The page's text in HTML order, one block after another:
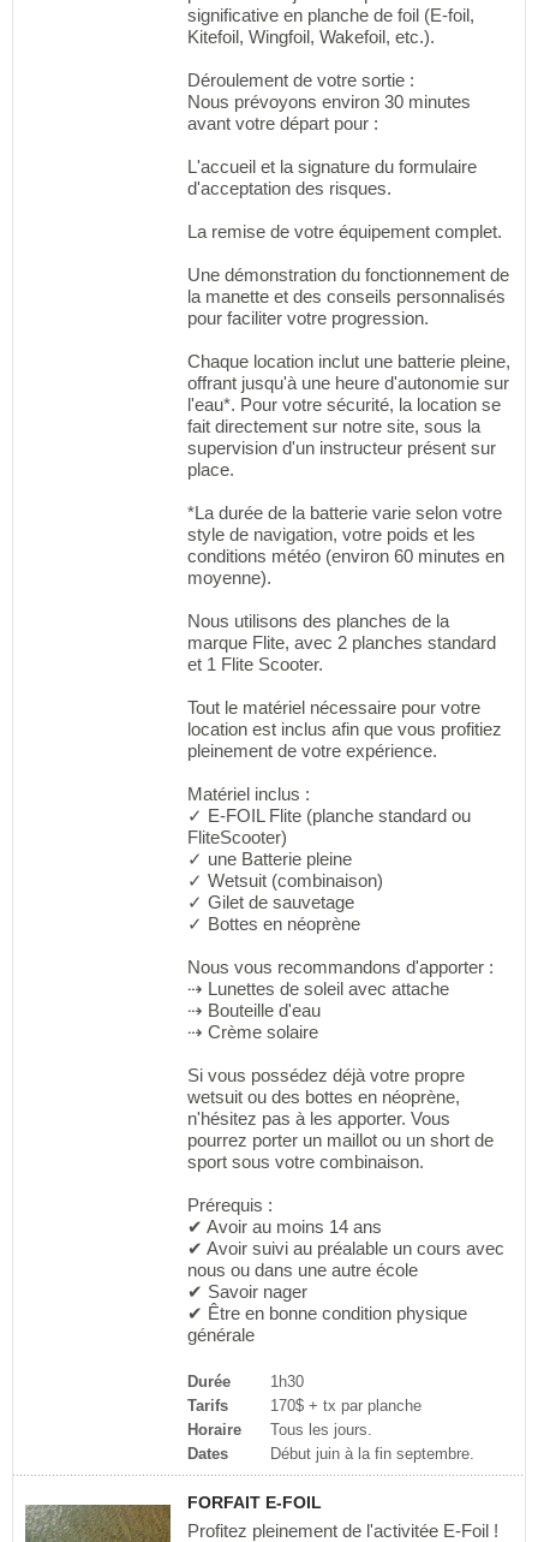
significative en planche de foil (E-foil,
Kitefoil, Wingfoil, Wakefoil, etc.).
Déroulement de votre sortie :
Nous prévoyons environ 30 minutes
avant votre départ pour :
L'accueil et la signature du formulaire
d'acceptation des risques.
La remise de votre équipement complet.
Une démonstration du fonctionnement de
la manette et des conseils personnalisés
pour faciliter votre progression.
Chaque location inclut une batterie pleine,
offrant jusqu'à une heure d'autonomie sur
l'eau*. Pour votre sécurité, la location se
fait directement sur notre site, sous la
supervision d'un instructeur présent sur
place.
*La durée de la batterie varie selon votre
style de navigation, votre poids et les
conditions météo (environ 60 minutes en
moyenne).
Nous utilisons des planches de la
marque Flite, avec 2 planches standard
et 1 Flite Scooter.
Tout le matériel nécessaire pour votre
location est inclus afin que vous profitiez
pleinement de votre expérience.
Matériel inclus :
✓ E-FOIL Flite (planche standard ou
FliteScooter)
✓ une Batterie pleine
✓ Wetsuit (combinaison)
✓ Gilet de sauvetage
✓ Bottes en néoprène
Nous vous recommandons d'apporter :
⇢ Lunettes de soleil avec attache
⇢ Bouteille d'eau
⇢ Crème solaire
Si vous possédez déjà votre propre
wetsuit ou des bottes en néoprène,
n'hésitez pas à les apporter. Vous
pourrez porter un maillot ou un short de
sport sous votre combinaison.
Prérequis :
✔ Avoir au moins 14 ans
✔ Avoir suivi au préalable un cours avec
nous ou dans une autre école
✔ Savoir nager
✔ Être en bonne condition physique
générale
Durée
1h30
Tarifs
170$ + tx par planche
Horaire
Tous les jours.
Dates
Début juin à la fin septembre.
FORFAIT E-FOIL
Profitez pleinement de l'activitée E-Foil !